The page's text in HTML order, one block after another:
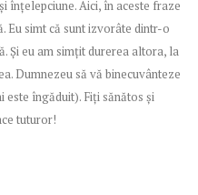
înțelepciune. Aici, în aceste fraze
Eu simt că sunt izvorâte dintr-o
Și eu am simțit durerea altora, la
Dumnezeu să vă binecuvânteze
este îngăduit). Fiți sănătos și
tuturor!